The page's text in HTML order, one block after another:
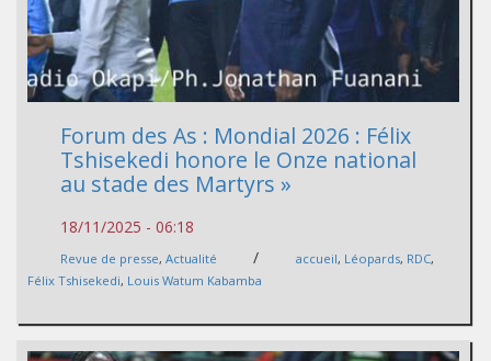
Forum des As : Mondial 2026 : Félix
Tshisekedi honore le Onze national
au stade des Martyrs »
18/11/2025 - 06:18
Revue de presse, Actualité / accueil, Léopards, RDC,
Félix Tshisekedi, Louis Watum Kabamba